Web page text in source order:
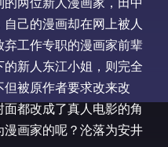
己的漫画却在网上被人
工作专职的漫画家前辈
新人东江小姐，则完全
被原作者要求改来改
都改成了真人电影的角
画家的呢？沦落为安井